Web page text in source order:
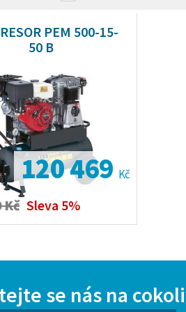
PEM 500-15-
50 B
Kč Sleva 5%
120 469 Kč
se nás na